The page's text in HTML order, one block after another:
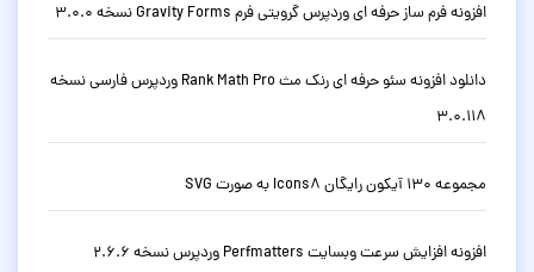
افزونه فرم ساز حرفه ای وردپرس گرویتی فرم Gravity Forms نسخه 3.0.0
دانلود افزونه سئو حرفه ای رنک مث Rank Math Pro وردپرس فارسی نسخه
3.0.118
مجموعه 130 آیکون رایگان Icons8 به صورت SVG
افزونه افزایش سرعت وبسایت Perfmatters وردپرس نسخه 2.6.6